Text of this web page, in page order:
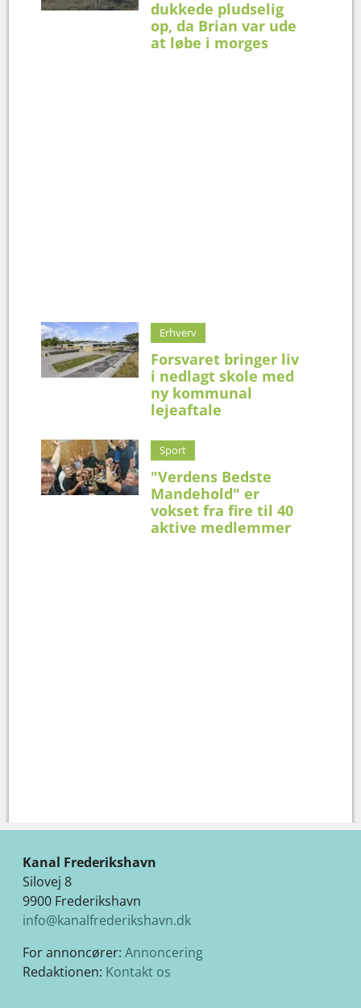
dukkede pludselig
op, da Brian var ude
at løbe i morges
Erhverv
Forsvaret bringer liv
i nedlagt skole med
ny kommunal
lejeaftale
Sport
"Verdens Bedste
Mandehold" er
vokset fra fire til 40
aktive medlemmer
Kanal Frederikshavn
Silovej 8
9900 Frederikshavn
info@kanalfrederikshavn.dk
For annoncører: Annoncering
Redaktionen: Kontakt os